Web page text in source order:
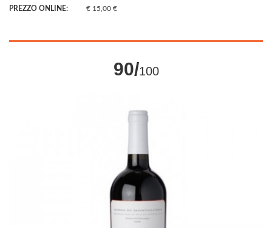
PREZZO ONLINE:
€ 15,00 €
90/100